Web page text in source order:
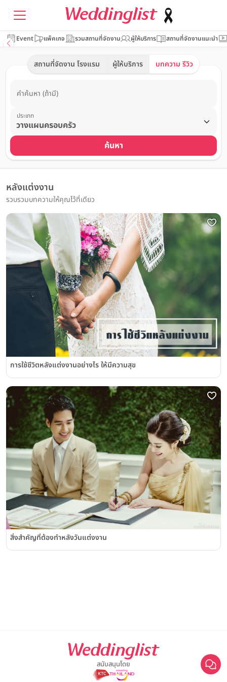
Event แพ็คเกจ รวมสถานที่จัดงาน ผู้ให้บริการ สถานที่จัดงานแนะนำ
สถานที่จัดงาน โรงแรม ผู้ให้บริการ บทความ รีวิว
คำค้นหา (ถ้ามี)
ประเภท
ค้นหา
หลังแต่งงาน
รวบรวมบทความให้คุณไว้ที่เดียว
การใช้ชีวิตหลังแต่งงานอย่างไร ให้มีความสุข
สิ่งสำคัญที่ต้องทำหลังวันแต่งงาน
สนับสนุนโดย